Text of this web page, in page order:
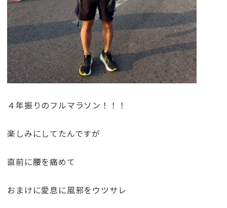
４年振りのフルマラソン！！！
楽しみにしてたんですが
直前に腰を痛めて
おまけに愛息に風邪をウツサレ